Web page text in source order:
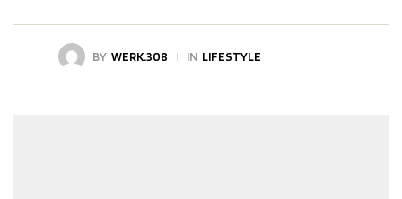
BY WERK.308 IN LIFESTYLE